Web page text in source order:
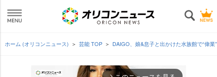
ホーム (オリコンニュース) 芸能 TOP DAIGO、娘&息子と出かけた水族館で“偉